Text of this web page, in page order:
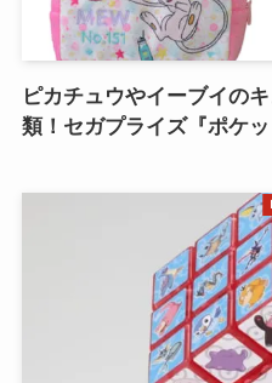
ピカチュウやイーブイの
類！セガプライズ『ポケ